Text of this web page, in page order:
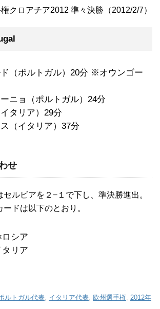
権クロアチア2012 準々決勝（2012/2/7）
（ポルトガル）20分 ※オウンゴー
ニョ（ポルトガル）24分
タリア）29分
（イタリア）37分
せ
ドは以下のとおり。
シア
リア
ルトガル代表, イタリア代表, 欧州選手権, 2012年